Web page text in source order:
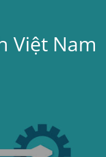
Việt Nam